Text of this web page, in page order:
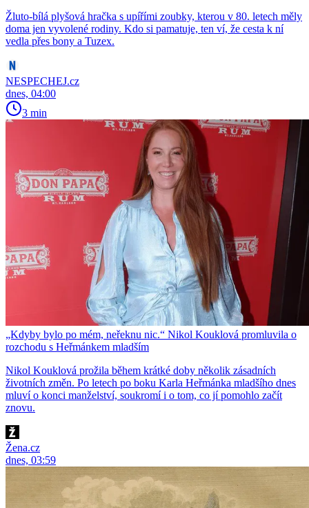
Žluto-bílá plyšová hračka s upířími zoubky, kterou v 80. letech měly
doma jen vyvolené rodiny. Kdo si pamatuje, ten ví, že cesta k ní
vedla přes bony a Tuzex.
NESPECHEJ.cz
dnes, 04:00
3 min
„Kdyby bylo po mém, neřeknu nic.“ Nikol Kouklová promluvila o
rozchodu s Heřmánkem mladším
Nikol Kouklová prožila během krátké doby několik zásadních
životních změn. Po letech po boku Karla Heřmánka mladšího dnes
mluví o konci manželství, soukromí i o tom, co jí pomohlo začít
znovu.
Žena.cz
dnes, 03:59